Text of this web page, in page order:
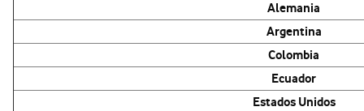
Alemania
Argentina
Colombia
Ecuador
Estados Unidos